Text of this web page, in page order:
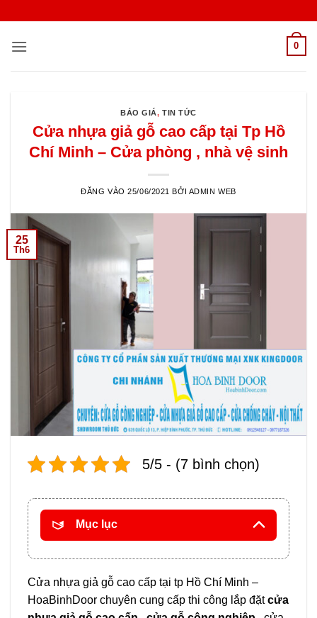
nội
0
BÁO GIÁ,TIN TỨC
Cửa nhựa giả gỗ cao cấp tại Tp Hồ
Chí Minh – Cửa phòng , nhà vệ sinh
ĐĂNG VÀO25/06/2021 BỞI ADMIN WEB
25
Th6
5/5 - (7 bình chọn)
Mục lục
Cửa nhựa giả gỗ cao cấp tại tp Hồ Chí Minh –
HoaBinhDoor chuyên cung cấp thi công lắp đặtcửa